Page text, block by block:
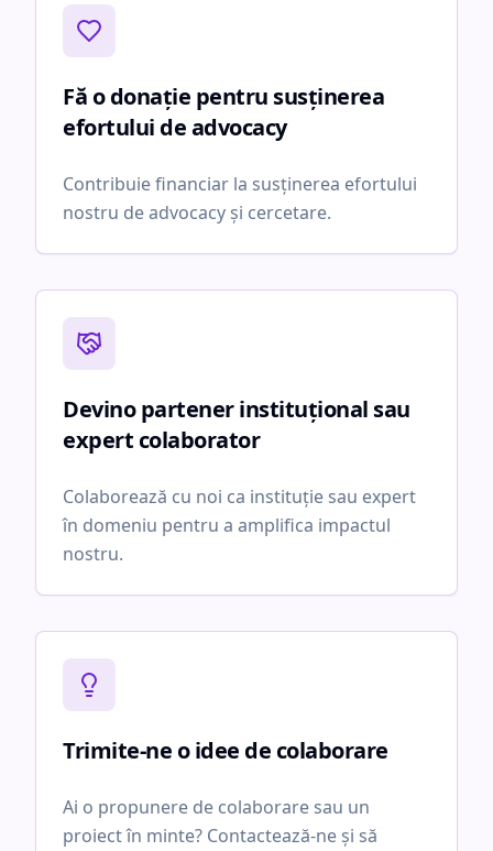
Fă o donație pentru susținerea
efortului de advocacy
Contribuie financiar la susținerea efortului
nostru de advocacy și cercetare.
Devino partener instituțional sau
expert colaborator
Colaborează cu noi ca instituție sau expert
în domeniu pentru a amplifica impactul
nostru.
Trimite-ne o idee de colaborare
Ai o propunere de colaborare sau un
proiect în minte? Contactează-ne și să